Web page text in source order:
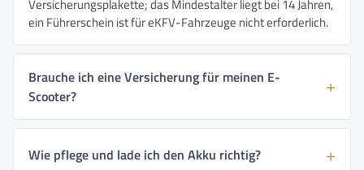
Versicherungsplakette; das Mindestalter liegt bei 14 Jahren,
ein Führerschein ist für eKFV-Fahrzeuge nicht erforderlich.
Brauche ich eine Versicherung für meinen E-
Scooter?
Wie pflege und lade ich den Akku richtig?